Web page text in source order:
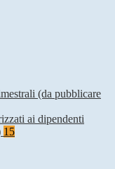
(da pubblicare
ai dipendenti
15